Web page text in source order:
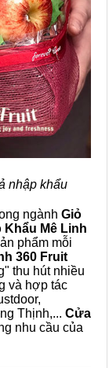
nhập khẩu
ngành Giỏ
Khẩu Mê Linh
phẩm mỗi
360 Fruit
thu hút nhiều
và hợp tác
Thịnh,... Cửa
nhu cầu của